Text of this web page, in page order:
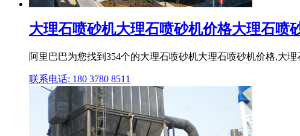
大理石喷砂机大理石喷砂机价格大理石喷
阿里巴巴为您找到354个的大理石喷砂机大理石喷砂机价格,大
联系电话: 180 3780 8511